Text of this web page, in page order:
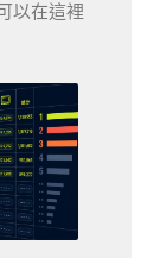
以在這裡